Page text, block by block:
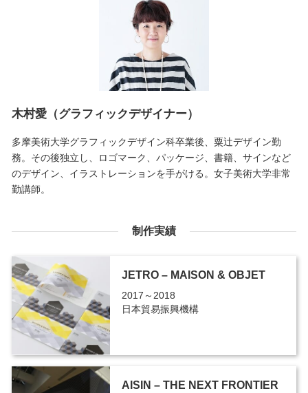
木村愛（グラフィックデザイナー）
多摩美術大学グラフィックデザイン科卒業後、粟辻デザイン勤
務。その後独立し、ロゴマーク、パッケージ、書籍、サインなど
のデザイン、イラストレーションを手がける。女子美術大学非常
勤講師。
制作実績
JETRO – MAISON & OBJET
2017～2018
日本貿易振興機構
AISIN – THE NEXT FRONTIER